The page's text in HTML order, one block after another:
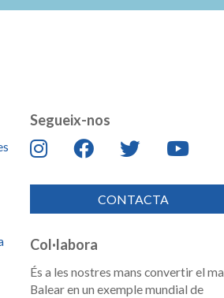
Segueix-nos
CONTACTA
Col·labora
És a les nostres mans convertir el
Balear en un exemple mundial de